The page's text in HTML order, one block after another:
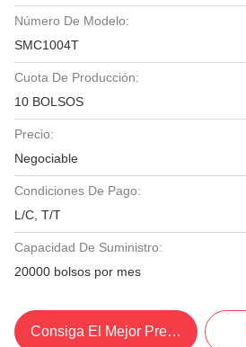
Número De Modelo:
SMC1004T
Cuota De Producción:
10 BOLSOS
Precio:
Negociable
Condiciones De Pago:
L/C, T/T
Capacidad De Suministro:
20000 bolsos por mes
Consiga El Mejor Precio